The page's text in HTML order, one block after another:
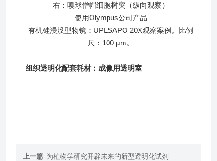
右：嗅球僧帽细胞树突（纵向观察）
使用Olympus公司产品
有机硅浸没型物镜：UPLSAPO 20X观察案例。比例
尺：100 μm。
组织透明化配套耗材：成像用透明室
上一篇 为植物学研究开辟未来的新型透明化试剂